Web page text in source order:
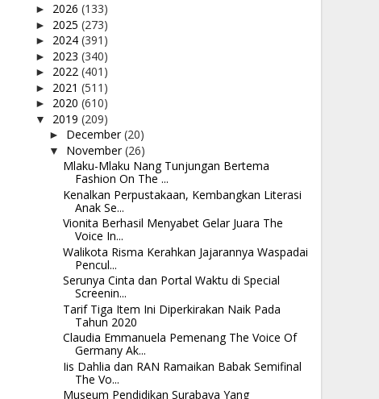
► 2026 (133)
► 2025 (273)
► 2024 (391)
► 2023 (340)
► 2022 (401)
► 2021 (511)
► 2020 (610)
▼ 2019 (209)
► December(20)
▼ November(26)
Mlaku-Mlaku Nang Tunjungan Bertema
Fashion On The ...
Kenalkan Perpustakaan, Kembangkan Literasi
Anak Se...
Vionita Berhasil Menyabet Gelar Juara The
Voice In...
Walikota Risma Kerahkan Jajarannya Waspadai
Pencul...
Serunya Cinta dan Portal Waktu di Special
Screenin...
Tarif Tiga Item Ini Diperkirakan Naik Pada
Tahun 2020
Claudia Emmanuela Pemenang The Voice Of
Germany Ak...
Iis Dahlia dan RAN Ramaikan Babak Semifinal
The Vo...
Museum Pendidikan Surabaya Yang